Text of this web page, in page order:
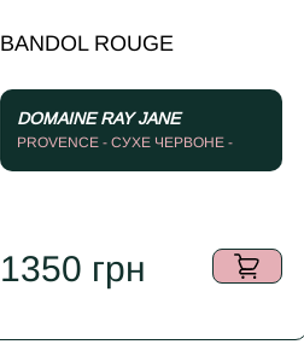
BANDOL ROUGE
DOMAINE RAY JANE
PROVENCE - СУХЕ ЧЕРВОНЕ -
1350 грн